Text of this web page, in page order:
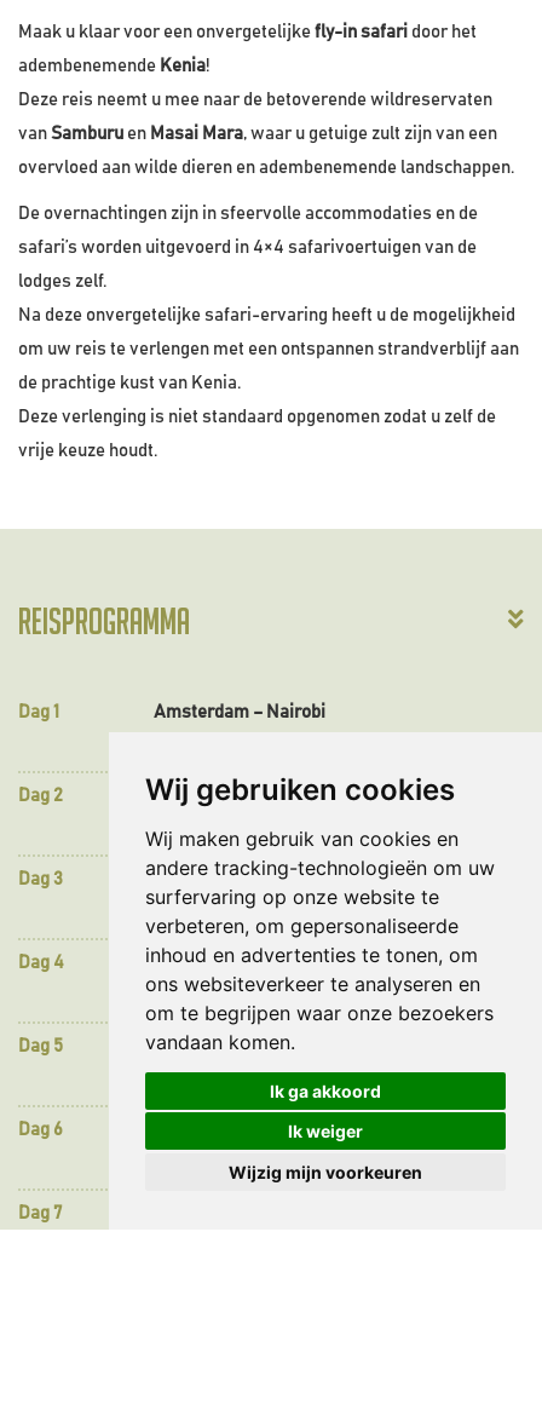
Wij gebruiken cookies
Wij maken gebruik van cookies en
andere tracking-technologieën om uw
surfervaring op onze website te
verbeteren, om gepersonaliseerde
inhoud en advertenties te tonen, om
ons websiteverkeer te analyseren en
om te begrijpen waar onze bezoekers
vandaan komen.
Ik ga akkoord
Ik weiger
Wijzig mijn voorkeuren
Maak u klaar voor een onvergetelijke fly-in safari door het
adembenemende Kenia!
Deze reis neemt u mee naar de betoverende wildreservaten
van Samburu en Masai Mara, waar u getuige zult zijn van een
overvloed aan wilde dieren en adembenemende landschappen.
De overnachtingen zijn in sfeervolle accommodaties en de
safari’s worden uitgevoerd in 4×4 safarivoertuigen van de
lodges zelf.
Na deze onvergetelijke safari-ervaring heeft u de mogelijkheid
om uw reis te verlengen met een ontspannen strandverblijf aan
de prachtige kust van Kenia.
Deze verlenging is niet standaard opgenomen zodat u zelf de
vrije keuze houdt.
Reisprogramma
Dag 1 Amsterdam – Nairobi
Dag 2 Nairobi – Samburu National Reserve
Dag 3 Samburu – Buffalo Springs Reserve
Dag 4 Samburu – Masai Mara
Dag 5 Masai Mara
Dag 6 Masai Mara – Nairobi
Dag 7